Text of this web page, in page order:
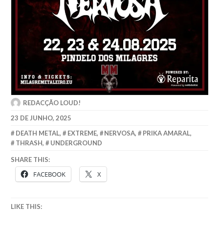
REDACÇÃO LOUD!
23 DE JUNHO, 2025
DEATH METAL, EXTREME, NERVOSA, PRIKA AMARAL,
THRASH, UNDERGROUND
SHARE THIS:
FACEBOOK X
LIKE THIS: